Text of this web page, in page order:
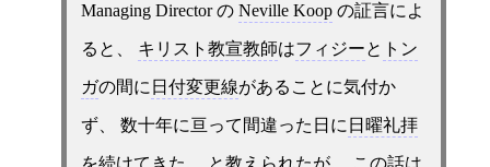
Managing Director の Neville Koopの証言によ
ると、 キリスト教宣教師はフィジーと トン
ガの間に 日付変更線があることに気付か
ず、 数十年に亘って間違った日に 日曜礼拝